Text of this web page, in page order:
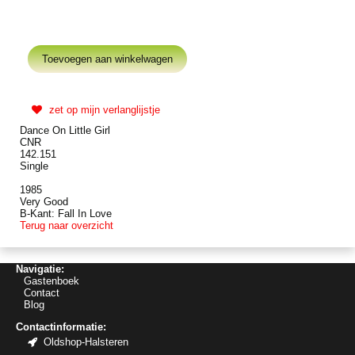
zet op mijn verlanglijstje
Dance On Little Girl
CNR
142.151
Single
1985
Very Good
B-Kant: Fall In Love
Terug naar overzicht
Navigatie:
Gastenboek
Contact
Blog
Contactinformatie:
Oldshop-Halsteren